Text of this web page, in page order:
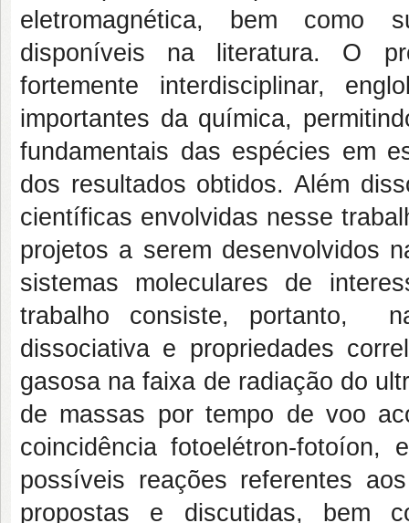
eletromagnética, bem como
disponíveis na literatura. O
fortemente interdisciplinar,
importantes da química,
fundamentais das espécies em
dos resultados obtidos. Além
científicas envolvidas nesse
projetos a serem desenvolvidos
sistemas moleculares de
trabalho consiste, portanto,
dissociativa e propriedades
gasosa na faixa de radiação do
de massas por tempo de voo
coincidência fotoelétron-fotoíon,
possíveis reações referentes
propostas e discutidas, bem